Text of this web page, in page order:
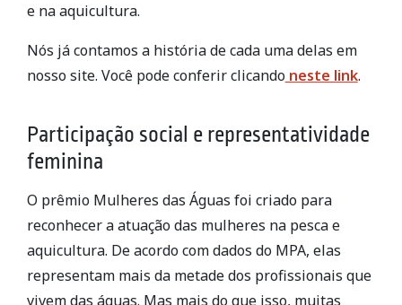
e na aquicultura.
Nós já contamos a história de cada uma delas em
nosso site. Você pode conferir clicandoneste link.
Participação social e representatividade
feminina
O prêmio Mulheres das Águas foi criado para
reconhecer a atuação das mulheres na pesca e
aquicultura. De acordo com dados do MPA, elas
representam mais da metade dos profissionais que
vivem das águas. Mas mais do que isso, muitas